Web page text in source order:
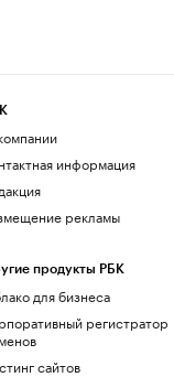
информация
рекламы
продукты РБК
для бизнеса
регистратор
сайтов